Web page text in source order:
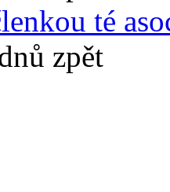
té
zpět